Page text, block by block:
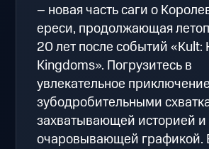
– новая часть саги о
ереси, продолжающая
20 лет после событий «Kult:
Kingdoms». Погрузитесь в
увлекательное
зубодробительными
захватывающей историей и
очаровывающей графикой.